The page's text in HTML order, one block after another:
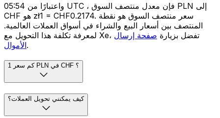
واعتبارًا من 05:54 UTC ، فإن معدل منتصف السوق PLN إلى
CHF هو zł1 = CHF0.2174. سعر منتصف السوق هو نقطة
المنتصف بين أسعار البيع والشراء في أسواق العملات العالمية.
لمعرفة تكلفة هذا التحويل مع Xe، تفضل بزيارة صفحة إرسال
الأموال.
كم سعر 1 PLN في CHF ؟
كيف يمكنني تحويل العملات؟